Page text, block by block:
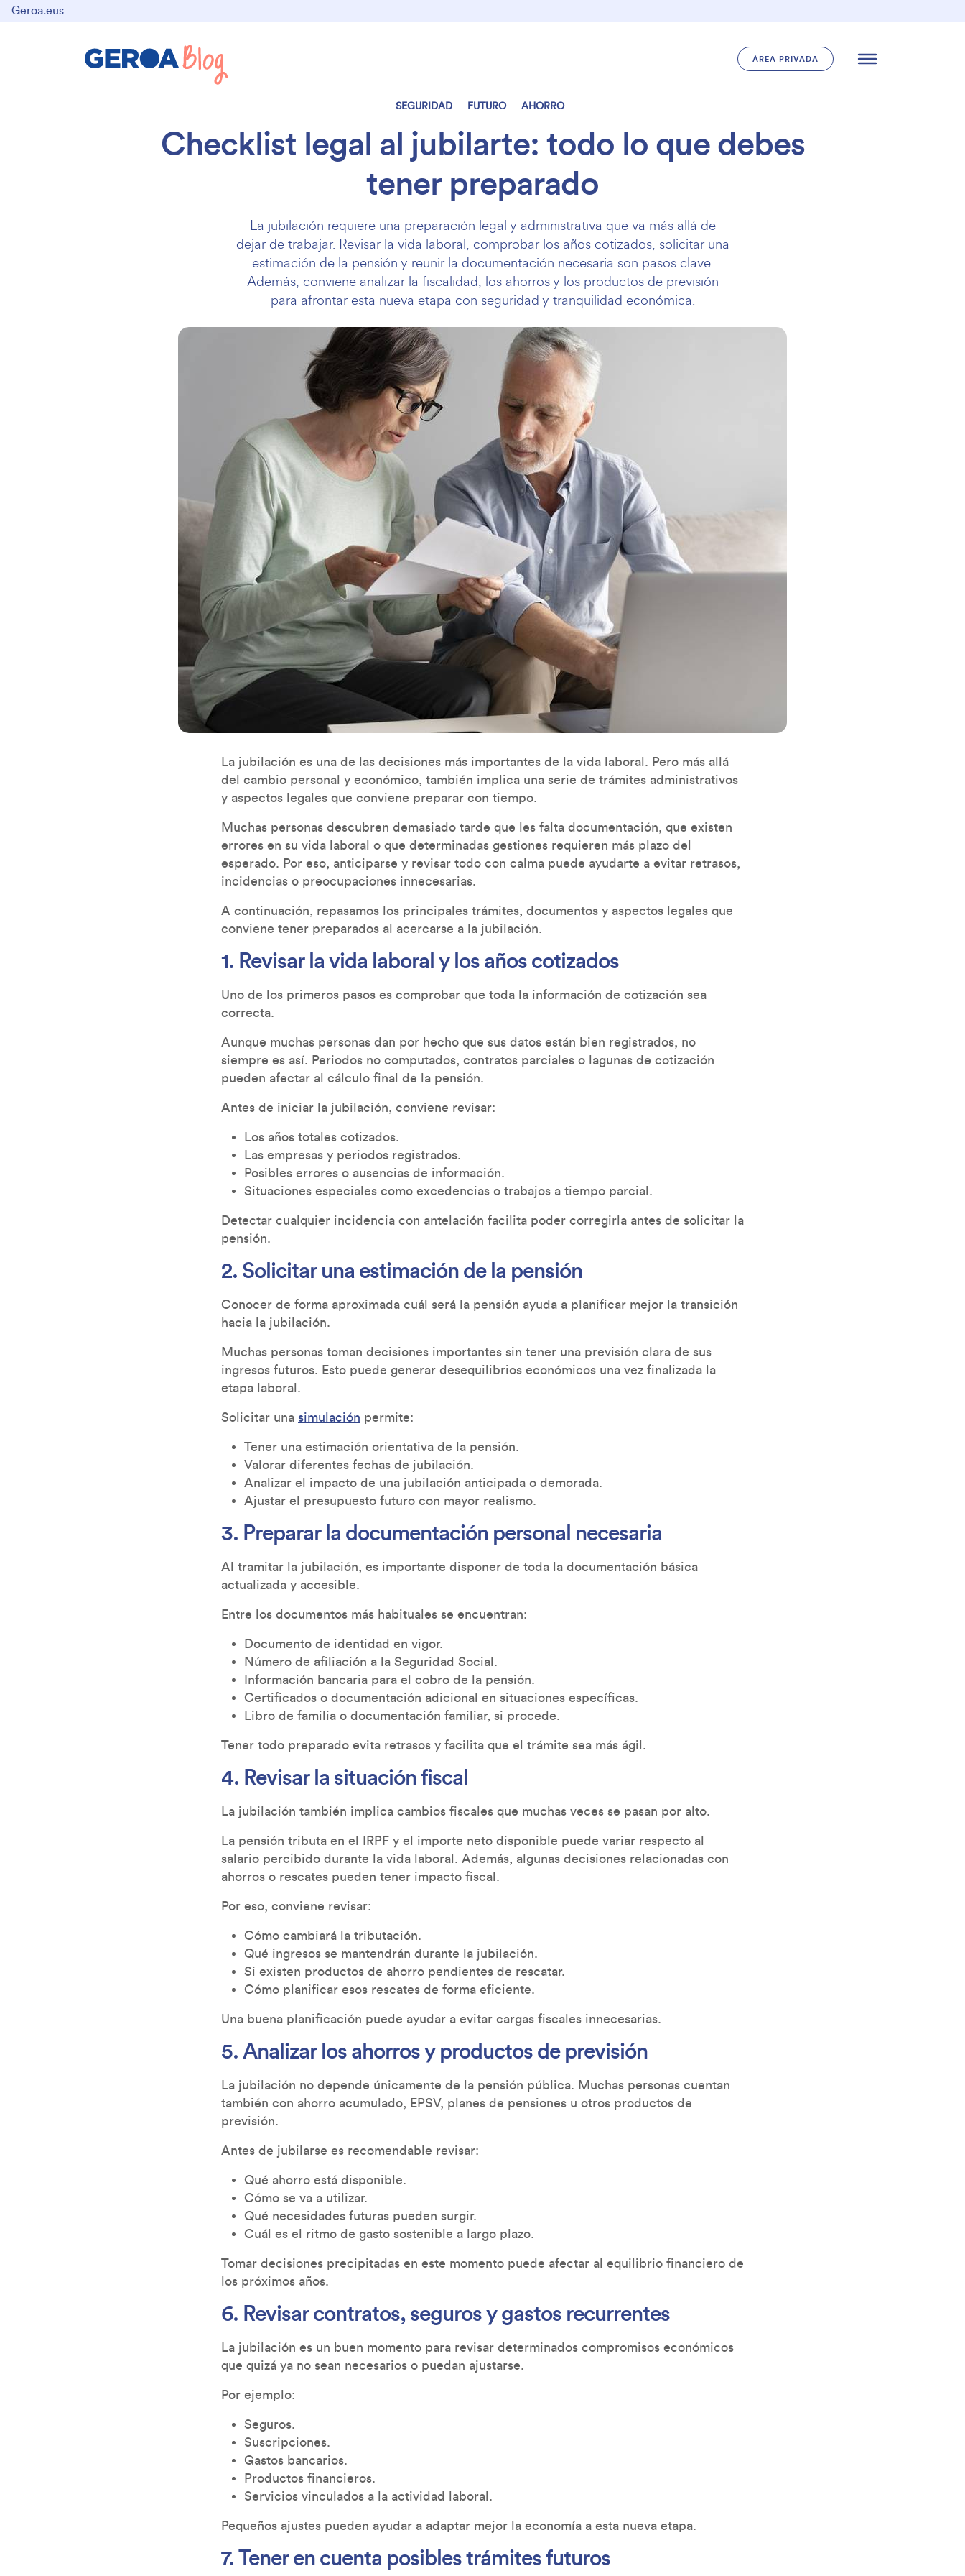
Geroa.eus
ÁREA PRIVADA
SEGURIDAD FUTURO AHORRO
Checklist legal al jubilarte: todo lo que debes
tener preparado
La jubilación requiere una preparación legal y administrativa que va más allá de
dejar de trabajar. Revisar la vida laboral, comprobar los años cotizados, solicitar una
estimación de la pensión y reunir la documentación necesaria son pasos clave.
Además, conviene analizar la fiscalidad, los ahorros y los productos de previsión
para afrontar esta nueva etapa con seguridad y tranquilidad económica.
La jubilación es una de las decisiones más importantes de la vida laboral. Pero más allá
del cambio personal y económico, también implica una serie de trámites administrativos
y aspectos legales que conviene preparar con tiempo.
Muchas personas descubren demasiado tarde que les falta documentación, que existen
errores en su vida laboral o que determinadas gestiones requieren más plazo del
esperado. Por eso, anticiparse y revisar todo con calma puede ayudarte a evitar retrasos,
incidencias o preocupaciones innecesarias.
A continuación, repasamos los principales trámites, documentos y aspectos legales que
conviene tener preparados al acercarse a la jubilación.
1. Revisar la vida laboral y los años cotizados
Uno de los primeros pasos es comprobar que toda la información de cotización sea
correcta.
Aunque muchas personas dan por hecho que sus datos están bien registrados, no
siempre es así. Periodos no computados, contratos parciales o lagunas de cotización
pueden afectar al cálculo final de la pensión.
Antes de iniciar la jubilación, conviene revisar:
Los años totales cotizados.
Las empresas y periodos registrados.
Posibles errores o ausencias de información.
Situaciones especiales como excedencias o trabajos a tiempo parcial.
Detectar cualquier incidencia con antelación facilita poder corregirla antes de solicitar la
pensión.
2. Solicitar una estimación de la pensión
Conocer de forma aproximada cuál será la pensión ayuda a planificar mejor la transición
hacia la jubilación.
Muchas personas toman decisiones importantes sin tener una previsión clara de sus
ingresos futuros. Esto puede generar desequilibrios económicos una vez finalizada la
etapa laboral.
Solicitar una simulación permite:
Tener una estimación orientativa de la pensión.
Valorar diferentes fechas de jubilación.
Analizar el impacto de una jubilación anticipada o demorada.
Ajustar el presupuesto futuro con mayor realismo.
3. Preparar la documentación personal necesaria
Al tramitar la jubilación, es importante disponer de toda la documentación básica
actualizada y accesible.
Entre los documentos más habituales se encuentran:
Documento de identidad en vigor.
Número de afiliación a la Seguridad Social.
Información bancaria para el cobro de la pensión.
Certificados o documentación adicional en situaciones específicas.
Libro de familia o documentación familiar, si procede.
Tener todo preparado evita retrasos y facilita que el trámite sea más ágil.
4. Revisar la situación fiscal
La jubilación también implica cambios fiscales que muchas veces se pasan por alto.
La pensión tributa en el IRPF y el importe neto disponible puede variar respecto al
salario percibido durante la vida laboral. Además, algunas decisiones relacionadas con
ahorros o rescates pueden tener impacto fiscal.
Por eso, conviene revisar:
Cómo cambiará la tributación.
Qué ingresos se mantendrán durante la jubilación.
Si existen productos de ahorro pendientes de rescatar.
Cómo planificar esos rescates de forma eficiente.
Una buena planificación puede ayudar a evitar cargas fiscales innecesarias.
5. Analizar los ahorros y productos de previsión
La jubilación no depende únicamente de la pensión pública. Muchas personas cuentan
también con ahorro acumulado, EPSV, planes de pensiones u otros productos de
previsión.
Antes de jubilarse es recomendable revisar:
Qué ahorro está disponible.
Cómo se va a utilizar.
Qué necesidades futuras pueden surgir.
Cuál es el ritmo de gasto sostenible a largo plazo.
Tomar decisiones precipitadas en este momento puede afectar al equilibrio financiero de
los próximos años.
6. Revisar contratos, seguros y gastos recurrentes
La jubilación es un buen momento para revisar determinados compromisos económicos
que quizá ya no sean necesarios o puedan ajustarse.
Por ejemplo:
Seguros.
Suscripciones.
Gastos bancarios.
Productos financieros.
Servicios vinculados a la actividad laboral.
Pequeños ajustes pueden ayudar a adaptar mejor la economía a esta nueva etapa.
7. Tener en cuenta posibles trámites futuros